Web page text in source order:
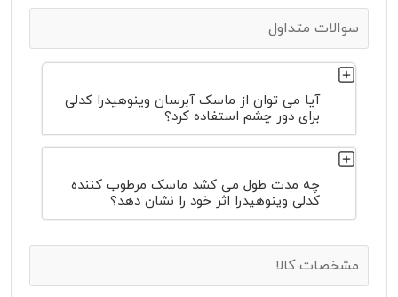
سوالات متداول
آیا می توان از ماسک آبرسان وینوهیدرا کدلی
برای دور چشم استفاده کرد؟
چه مدت طول می کشد ماسک مرطوب کننده
کدلی وینوهیدرا اثر خود را نشان دهد؟
مشخصات کالا